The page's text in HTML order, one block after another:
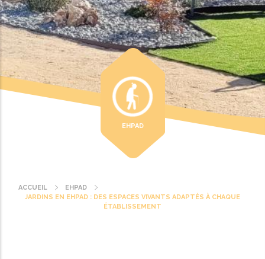
EHPAD
Fil
ACCUEIL
EHPAD
JARDINS EN EHPAD : DES ESPACES VIVANTS ADAPTÉS À CHAQUE
ÉTABLISSEMENT